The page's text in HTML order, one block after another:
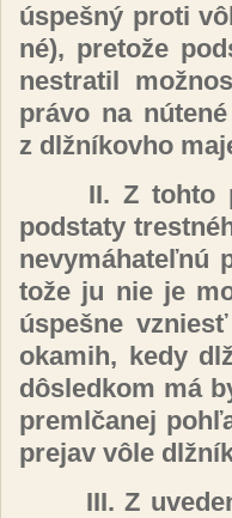
ús­peš­ný pro­ti
né), pre­to­že
nes­tra­til
prá­vo na
z dl­žní­kov­ho
II. Z toh­to
pod­sta­ty
ne­vy­má­ha­teľ­nú
to­že ju nie je
ús­peš­ne
oka­mih, ke­dy
dôs­led­kom má
preml­ča­nej
pre­jav vô­le
III. Z